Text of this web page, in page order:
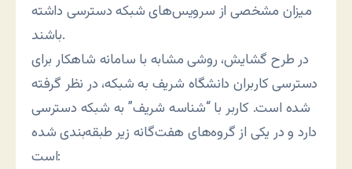
میزان مشخصی از سرویس‌های شبکه دسترسی داشته
باشند.
در طرح گشایش، روشی مشابه با سامانه شاهکار برای
دسترسی کاربران دانشگاه شریف به شبکه، در نظر گرفته
شده است. کاربر با “شناسه شریف” به شبکه دسترسی
دارد و در یکی از گروه‌های هفت‌گانه زیر طبقه‌بندی شده
است: